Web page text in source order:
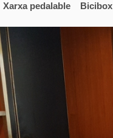
Xarxa pedalable Bicibox